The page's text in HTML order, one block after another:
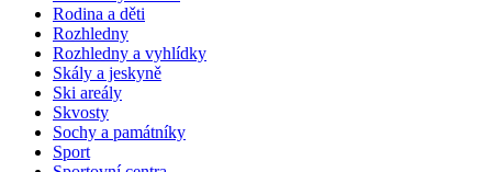
Rodina a děti
Rozhledny
Rozhledny a vyhlídky
Skály a jeskyně
Ski areály
Skvosty
Sochy a památníky
Sport